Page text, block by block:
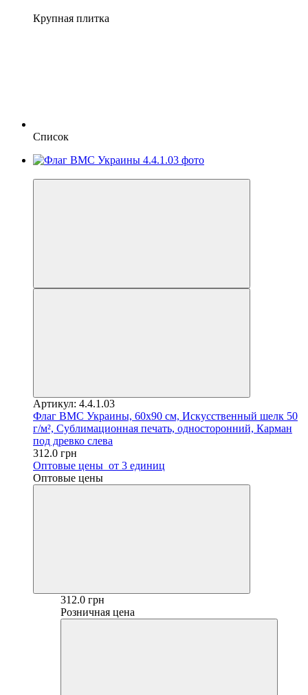
Крупная плитка
Список
Артикул: 4.4.1.03
Флаг ВМС Украины, 60х90 см, Искусственный шелк 50
г/м², Сублимационная печать, односторонний, Карман
под древко слева
312.0 грн
Оптовые цены от 3 единиц
Оптовые цены
312.0 грн
Розничная цена